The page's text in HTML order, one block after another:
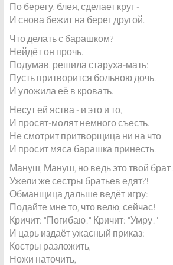
По берегу, блея, сделает круг -
И снова бежит на берег другой.
Что делать с барашком?
Нейдёт он прочь.
Подумав, решила старуха-мать:
Пусть притворится больною дочь.
И уложила её в кровать.
Несут ей яства - и это и то,
И просят-молят немного съесть.
Не смотрит притворщица ни на что
И просит мяса барашка принесть.
Мануш, Мануш, но ведь это твой брат!
Ужели же сестры братьев едят?!
Обманщица дальше ведёт игру:
Подайте мне то, что велю, сейчас!
Кричит: "Погибаю!" Кричит: "Умру!"
И царь издаёт ужасный приказ:
Костры разложить,
Ножи наточить,